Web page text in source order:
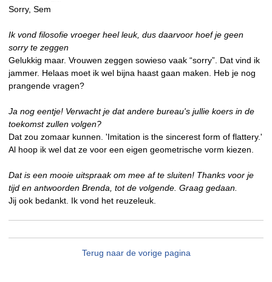
Sorry, Sem
Ik vond filosofie vroeger heel leuk, dus daarvoor hoef je geen
sorry te zeggen
Gelukkig maar. Vrouwen zeggen sowieso vaak “sorry”. Dat vind ik
jammer. Helaas moet ik wel bijna haast gaan maken. Heb je nog
prangende vragen?
Ja nog eentje! Verwacht je dat andere bureau's jullie koers in de
toekomst zullen volgen?
Dat zou zomaar kunnen. 'Imitation is the sincerest form of flattery.'
Al hoop ik wel dat ze voor een eigen geometrische vorm kiezen.
Dat is een mooie uitspraak om mee af te sluiten! Thanks voor je
tijd en antwoorden Brenda, tot de volgende. Graag gedaan.
Jij ook bedankt. Ik vond het reuzeleuk.
Terug naar de vorige pagina